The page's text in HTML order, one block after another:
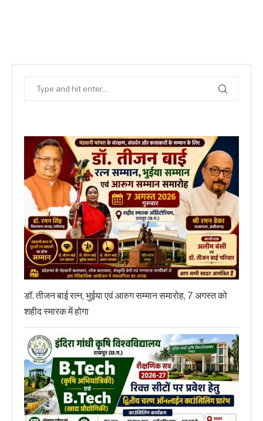
डॉ. तीजन बाई रत्न, भुईया एवं आरुग सम्मान समारोह, 7 अगस्त को
शहीद स्मारक में होगा